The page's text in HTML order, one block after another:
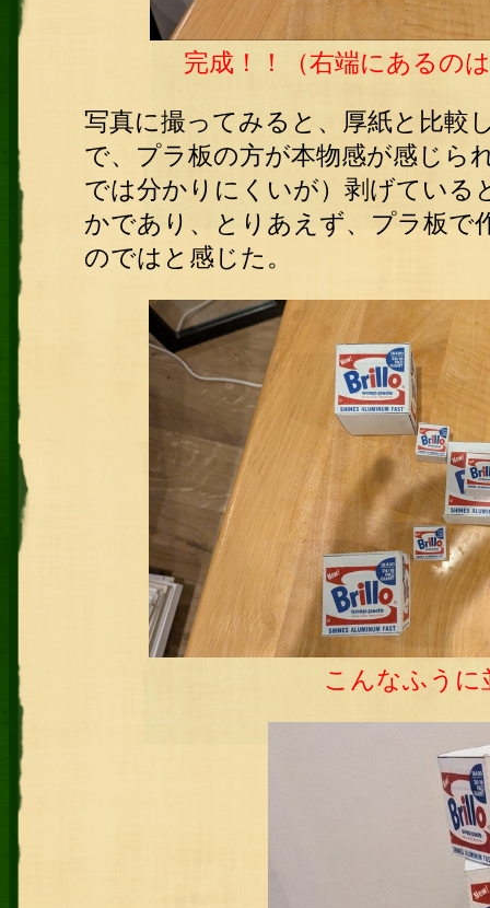
完成！！（右端にあるの
写真に撮ってみると、厚紙と比較
で、プラ板の方が本物感が感じら
では分かりにくいが）剥げている
かであり、とりあえず、プラ板で
のではと感じた。
こんなふう